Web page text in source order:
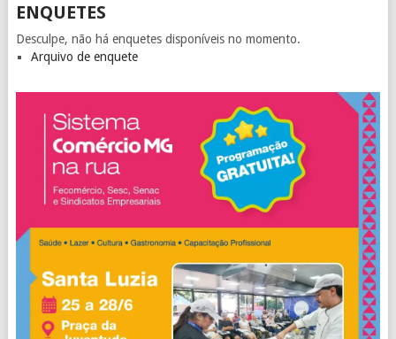
ENQUETES
Desculpe, não há enquetes disponíveis no momento.
Arquivo de enquete